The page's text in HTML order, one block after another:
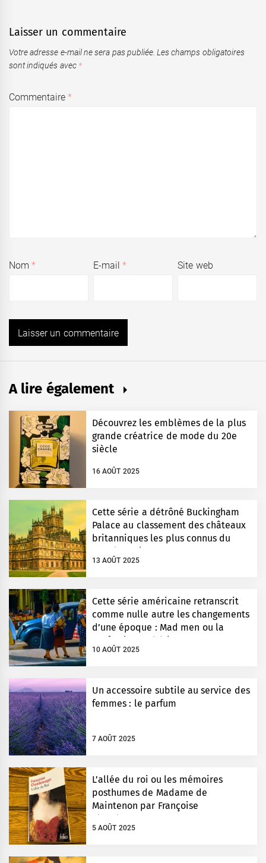
Laisser un commentaire
Votre adresse e-mail ne sera pas publiée. Les champs obligatoires
sont indiqués avec *
Commentaire*
Nom* E-mail* Site web
A lire également
Découvrez les emblèmes de la plus
grande créatrice de mode du 20e
siècle
16 AOÛT 2025
Cette série a détrôné Buckingham
Palace au classement des châteaux
britanniques les plus connus du
13 AOÛT 2025
Cette série américaine retranscrit
comme nulle autre les changements
d’une époque : Mad men ou la
10 AOÛT 2025
Un accessoire subtile au service des
femmes : le parfum
7 AOÛT 2025
L’allée du roi ou les mémoires
posthumes de Madame de
Maintenon par Françoise
5 AOÛT 2025